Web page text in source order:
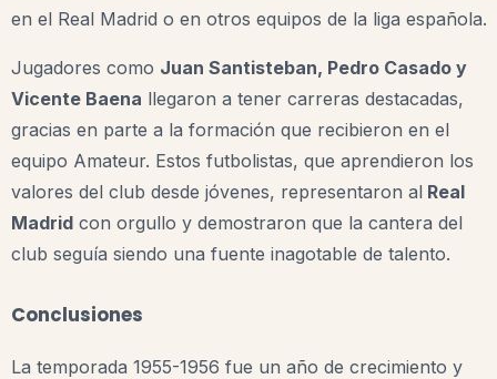
en el Real Madrid o en otros equipos de la liga española.
Jugadores como Juan Santisteban, Pedro Casado y
Vicente Baena llegaron a tener carreras destacadas,
gracias en parte a la formación que recibieron en el
equipo Amateur. Estos futbolistas, que aprendieron los
valores del club desde jóvenes, representaron al Real
Madrid con orgullo y demostraron que la cantera del
club seguía siendo una fuente inagotable de talento.
Conclusiones
La temporada 1955-1956 fue un año de crecimiento y